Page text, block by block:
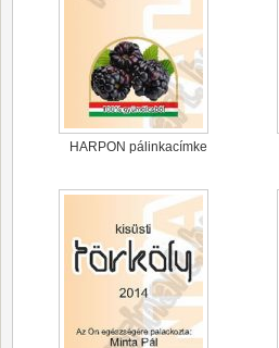
HARPON pálinkacímke